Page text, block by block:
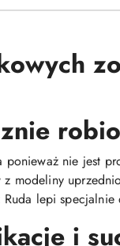
nie jest
modeliny
lepi
i